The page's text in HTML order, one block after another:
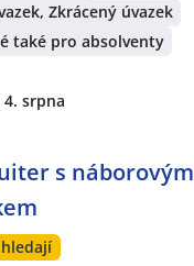
Zkrácený úvazek
také pro absolventy
srpna
s náborovým